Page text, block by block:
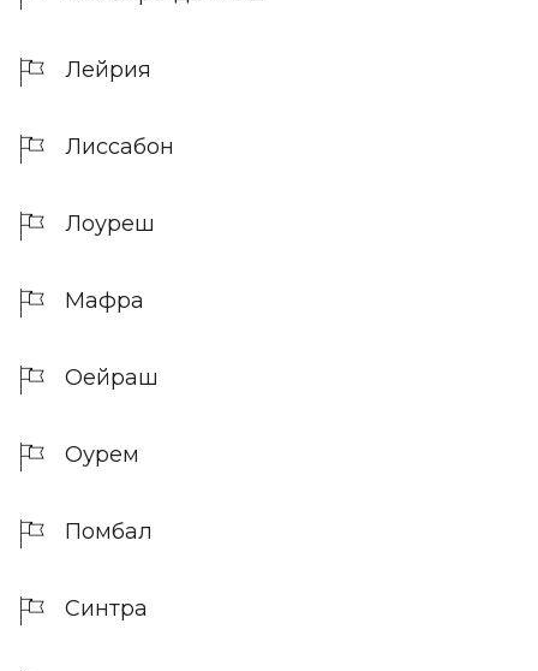
Лейрия
Лиссабон
Лоуреш
Мафра
Оейраш
Оурем
Помбал
Синтра